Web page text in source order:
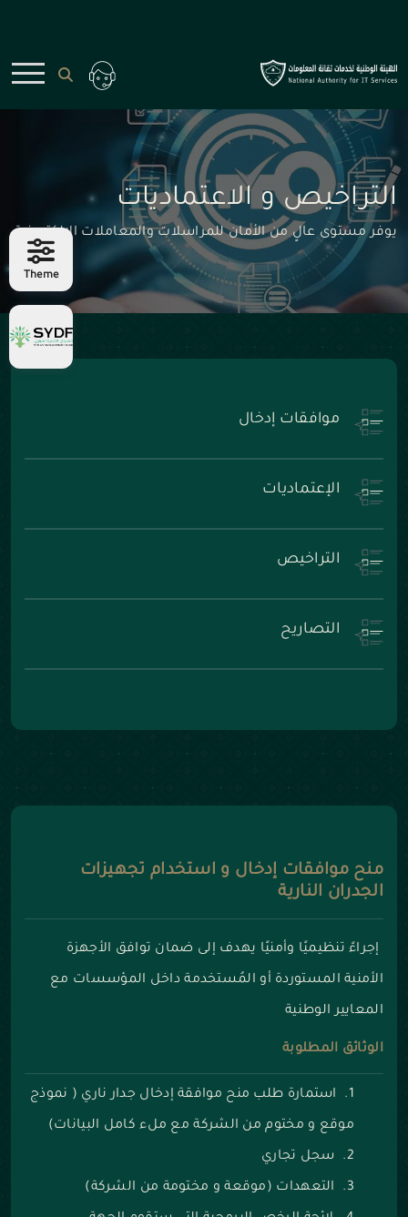
Theme
التراخيص و الاعتماديات
يوفر مستوى عالٍ من الأمان للمراسلات والمعاملات الإلكترونية
موافقات إدخال
الإعتماديات
التراخيص
التصاريح
منح موافقات إدخال و استخدام تجهيزات
الجدران النارية
إجراءً تنظيميًا وأمنيًا يهدف إلى ضمان توافق الأجهزة
الأمنية المستوردة أو المُستخدمة داخل المؤسسات مع
المعايير الوطنية
الوثائق المطلوبة
استمارة طلب منح موافقة إدخال جدار ناري ( نموذج
موقع و مختوم من الشركة مع ملء كامل البيانات)
سجل تجاري
التعهدات (موقعة و مختومة من الشركة)